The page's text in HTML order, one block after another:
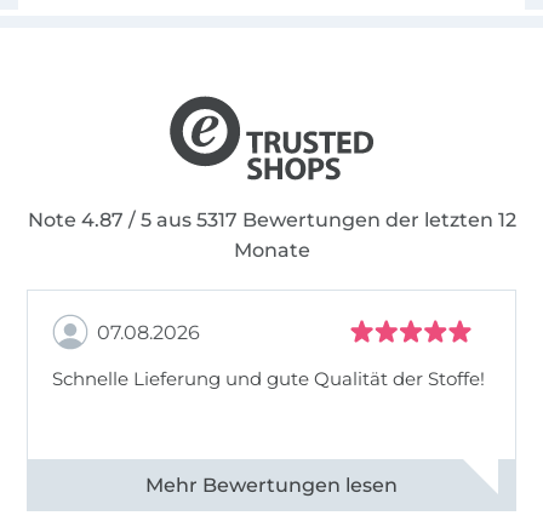
Note 4.87 / 5 aus 5317 Bewertungen der letzten 12
Monate
07.08.2026
Schnelle Lieferung und gute Qualität der Stoffe!
Alle 82990 Bewertungen ansehen